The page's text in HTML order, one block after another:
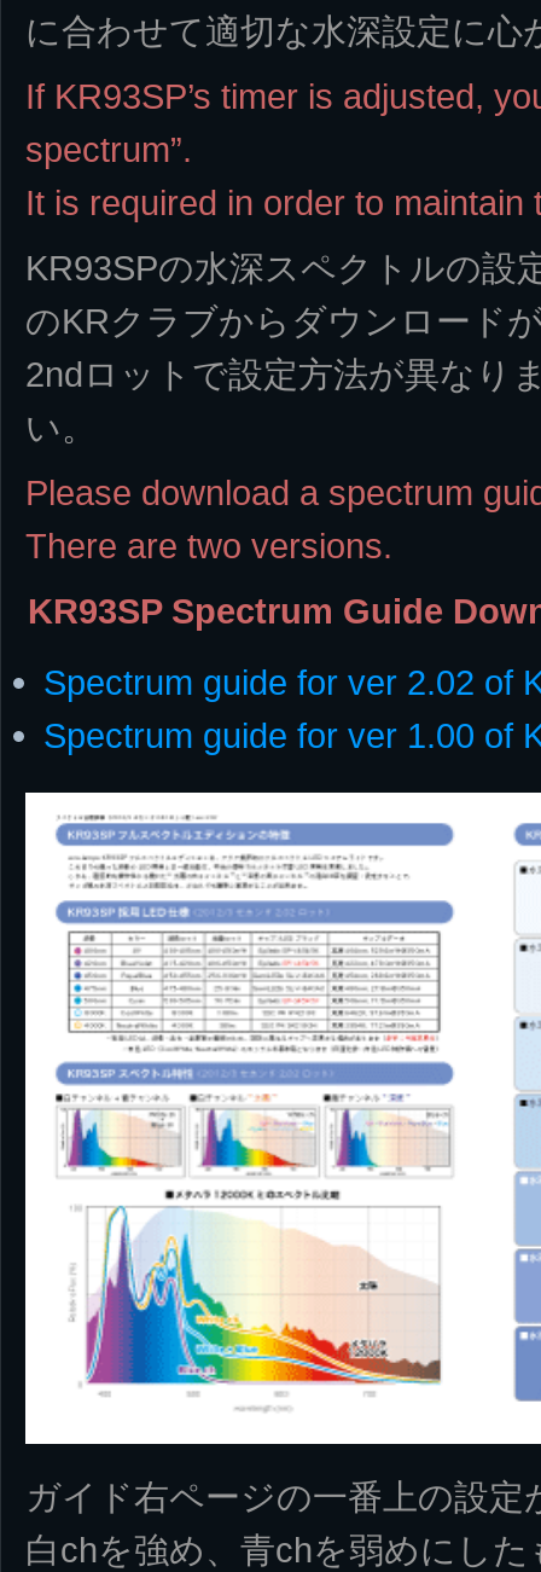
に合わせて適切な水深設定に心
If KR93SP’s timer is adjusted,
spectrum”.
It is required in order to maintain
KR93SPの水深スペクトルの設
のKRクラブからダウンロード
2ndロットで設定方法が異なり
い。
Please download a spectrum
There are two versions.
KR93SP Spectrum Guide
Spectrum guide for ver 2.02 of
Spectrum guide for ver 1.00 of
ガイド右ページの一番上の設定
白chを強め、青chを弱めにし